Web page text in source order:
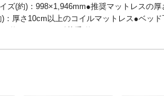
ズ(約)：998×1,946mm●推奨マットレスの厚
)：厚さ10cm以上のコイルマットレス●ベッド